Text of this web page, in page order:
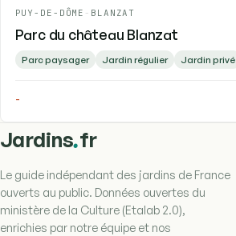
PUY-DE-DÔME - BLANZAT
Parc du château Blanzat
Parc paysager Jardin régulier Jardin privé
-
Jardins.fr
Le guide indépendant des jardins de France
ouverts au public. Données ouvertes du
ministère de la Culture (Etalab 2.0),
enrichies par notre équipe et nos